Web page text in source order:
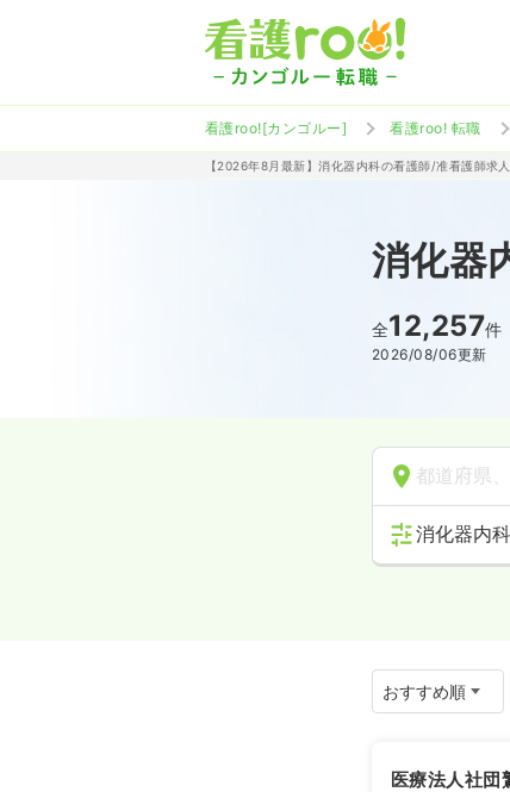
看護roo![カンゴルー] 看護roo! 転職
【2026年8月最新】消化器内科の看護師/准看護師求
消化器
全12,257件
2026/08/06更新
都道府県
消化器内科
医療法人社団